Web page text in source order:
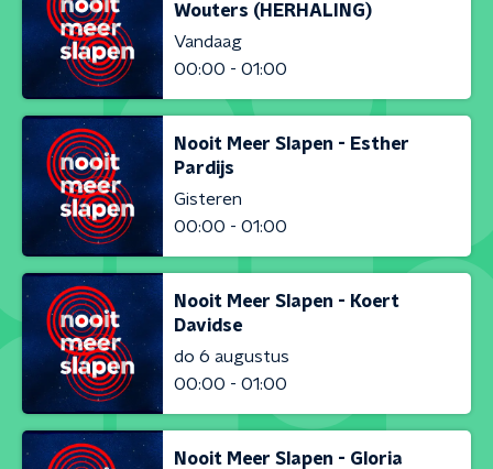
Wouters (HERHALING)
Vandaag
00:00 - 01:00
Nooit Meer Slapen - Esther
Pardijs
Gisteren
00:00 - 01:00
Nooit Meer Slapen - Koert
Davidse
do 6 augustus
00:00 - 01:00
Nooit Meer Slapen - Gloria